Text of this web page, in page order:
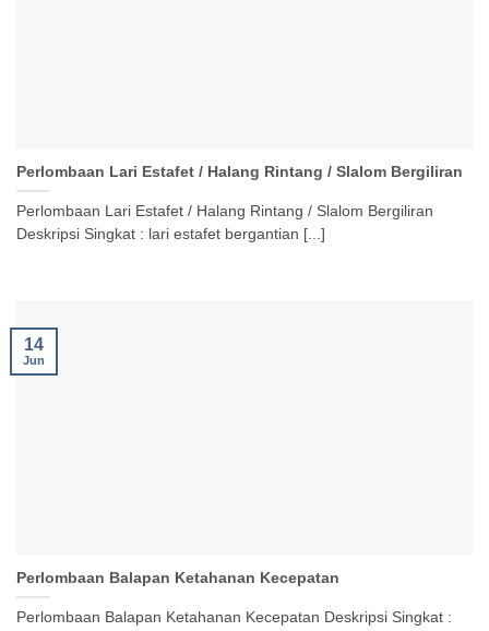
Perlombaan Lari Estafet / Halang Rintang / Slalom Bergiliran
Perlombaan Lari Estafet / Halang Rintang / Slalom Bergiliran
Deskripsi Singkat : lari estafet bergantian [...]
Perlombaan Balapan Ketahanan Kecepatan
Perlombaan Balapan Ketahanan Kecepatan Deskripsi Singkat :
14
Jun